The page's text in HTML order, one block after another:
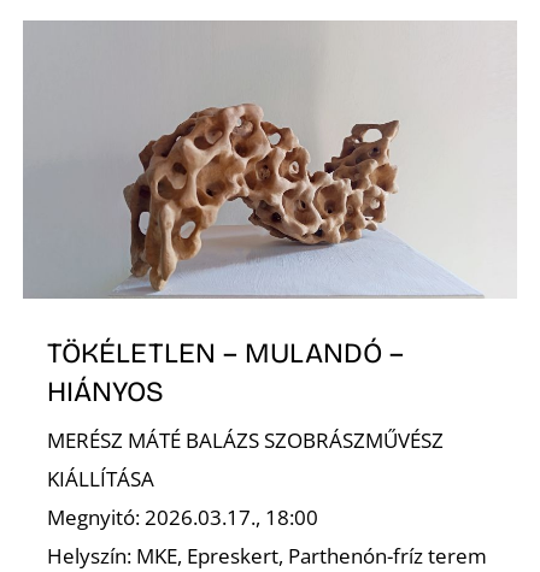
TÖKÉLETLEN – MULANDÓ –
HIÁNYOS
MERÉSZ MÁTÉ BALÁZS SZOBRÁSZMŰVÉSZ
KIÁLLÍTÁSA
Megnyitó: 2026.03.17., 18:00
Helyszín: MKE, Epreskert, Parthenón-fríz terem